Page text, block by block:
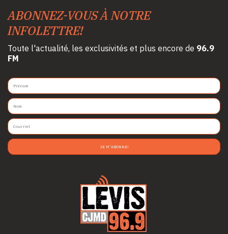
ABONNEZ-VOUS À NOTRE
INFOLETTRE!
Toute l'actualité, les exclusivités et plus encore de 96.9
FM
JE M'ABONNE!